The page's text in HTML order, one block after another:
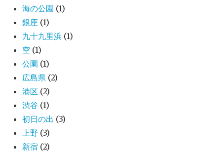
海の公園 (1)
銀座 (1)
九十九里浜 (1)
空 (1)
公園 (1)
広島県 (2)
港区 (2)
渋谷 (1)
初日の出 (3)
上野 (3)
新宿 (2)